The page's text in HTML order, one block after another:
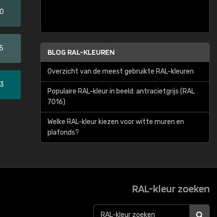
BLOG RAL-KLEUREN
Overzicht van de meest gebruikte RAL-kleuren
Populaire RAL-kleur in beeld: antracietgrijs (RAL
7016)
Welke RAL-kleur kiezen voor witte muren en
plafonds?
RAL-kleur zoeken